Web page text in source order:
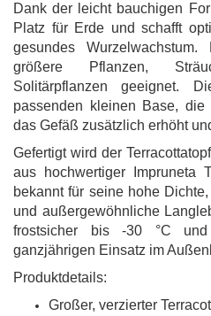
Dank der leicht bauchigen
Platz für Erde und schafft
gesundes
größere Pflanzen,
Solitärpflanzen geeignet.
passenden kleinen Base,
das Gefäß zusätzlich erhöht
Gefertigt wird der
aus hochwertiger Impruneta
bekannt für seine hohe
und außergewöhnliche
frostsicher bis -30 °C
ganzjährigen Einsatz im
Produktdetails:
Großer, verzierter